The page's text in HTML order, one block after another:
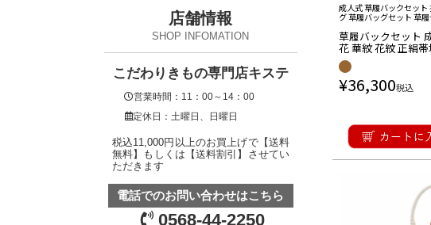
店舗情報
SHOP INFOMATION
こだわりきもの専門店キステ
営業時間：11：00～14：00
定休日：土曜日、日曜日
税込11,000円以上のお買上げで【送料
無料】もしくは【送料割引】させてい
ただきます
電話でのお問い合わせはこちら
0568-44-2250
成人式 草履バックセット
グ 草履バッグセット 草
ック草履 成人式 草履バ
草履バックセット
花 華紋 花紋 正絹
サイズ
¥36,300税込